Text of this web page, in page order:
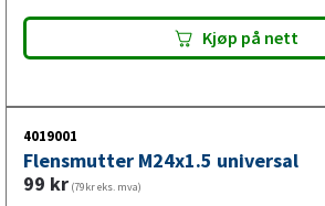
Kjøp på nett
4019001
Flensmutter M24x1.5 universal
99 kr (79kr eks. mva)